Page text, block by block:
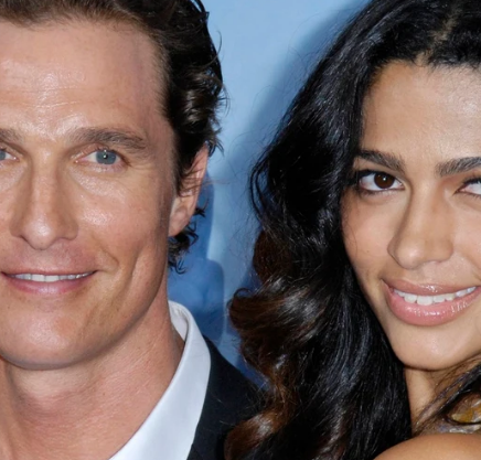
WhatsappFacebook
X
Alveshan publicado un atrevido